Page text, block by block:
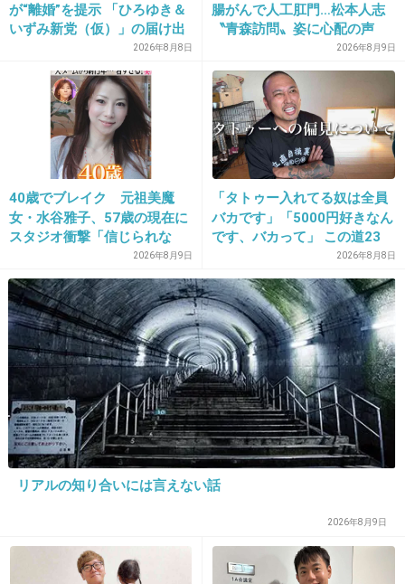
携帯会社CMの芸能人って、絶対そこの機種使
ってるのかな…？
+511
2015/02/22(日) 21:49:43
プリウスのCMに出ている人全員
+601 -12
26. 匿名2015/02/22(日) 21:49:53
ライザップ。笑
+497 -30
27. 匿名2015/02/22(日) 21:50:01
軽自動車のCM
舘ひろしやナインティナイン、菅野美穂、玉山
が“離婚”を提示 「ひろゆき＆
いずみ新党（仮）」の届け出
を知らされず激怒「信頼関係
が保てない状態で夫婦を続け
るのは無理」
2026年8月8日
腸がんで人工肛門…松本人志
〝青森訪問〟姿に心配の声
続々「脂肪のない感じが痛ま
しい」「無理せずに」
2026年8月9日
40歳でブレイク 元祖美魔
女・水谷雅子、57歳の現在に
スタジオ衝撃「信じられな
い」「やっぱすごいね」2026年8月9日
「タトゥー入れてる奴は全員
バカです」「5000円好きなん
です、バカって」 この道23
年の彫り師YouTuberの動画
が話題
2026年8月8日
リアルの知り合いには言えない話
2026年8月9日